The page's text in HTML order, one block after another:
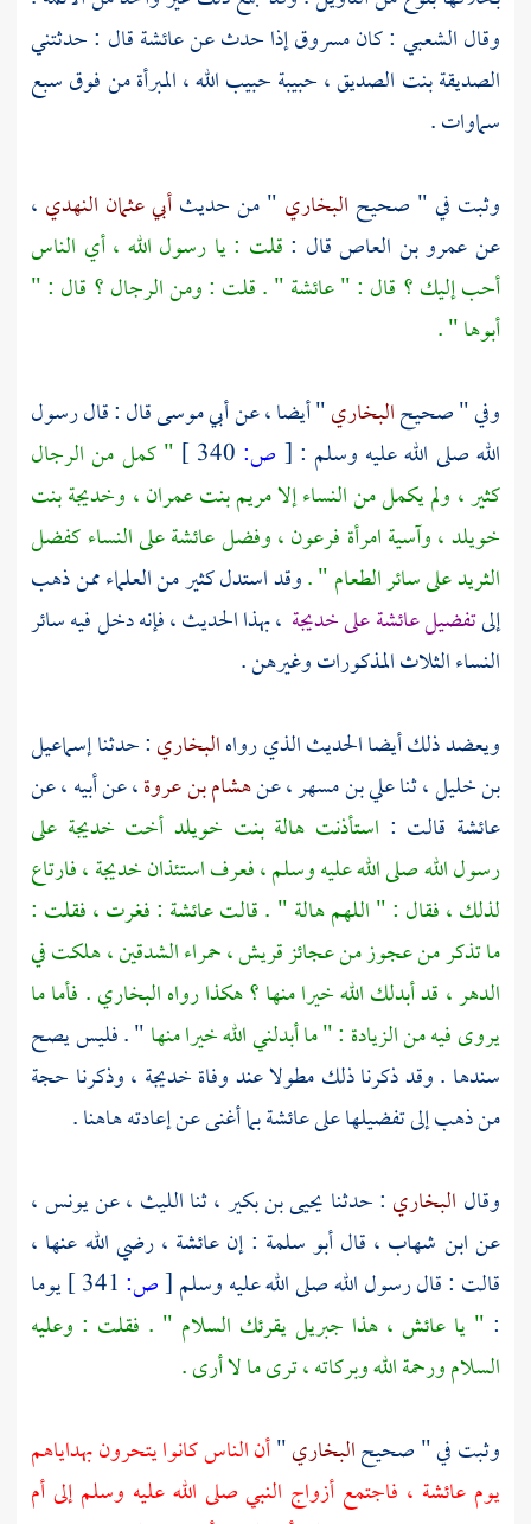
وقالالشعبي : كانمسروقإذا حدث عنعائشةقال : حدثتني
الصديقة بنت الصديق ، حبيبة حبيب الله ، المبرأة من فوق سبع
سماوات .
وثبت في " صحيح البخاري " من حديثأبي عثمان النهدي ،
عنعمرو بن العاصقال : قلت : يا رسول الله ، أي الناس
أحب إليك ؟ قال : " عائشة " . قلت : ومن الرجال ؟ قال : "
أبوها " .
وفي " صحيحالبخاري" أيضا ، عنأبي موسىقال : قال رسول
الله صلى الله عليه وسلم : [ ص:
" كمل من الرجال
كثير ، ولم يكمل من النساء إلا مريم بنت عمران ، وخديجة بنت
خويلد ، وآسية امرأة فرعون ، وفضل عائشة على النساء كفضل
الثريد على سائر الطعام " .وقد استدل كثير من العلماء ممن ذهب
إلىتفضيلعائشةعلى خديجة ، بهذا الحديث ، فإنه دخل فيه سائر
النساء الثلاث المذكورات وغيرهن .
ويعضد ذلك أيضا الحديث الذي رواهالبخاري: حدثناإسماعيل
بن خليل، ثناعلي بن مسهر، عنهشام بن عروة، عن أبيه ، عن
عائشة قالت : استأذنت هالة بنت خويلد أخت خديجة على
رسول الله صلى الله عليه وسلم ، فعرف استئذان خديجة ، فارتاع
لذلك ، فقال : " اللهم هالة " . قالتعائشة : فغرت ، فقلت :
ما تذكر من عجوز من عجائز قريش ، حمراء الشدقين ، هلكت في
الدهر ، قد أبدلك الله خيرا منها ؟ هكذا رواه البخاري . فأما ما
يروى فيه من الزيادة : " ما أبدلني الله خيرا منها" . فليس يصح
سندها . وقد ذكرنا ذلك مطولا عند وفاةخديجة ، وذكرنا حجة
من ذهب إلى تفضيلها علىعائشةبما أغنى عن إعادته هاهنا .
وقال البخاري : حدثنا يحيى بن بكير، ثناالليث ، عنيونس،
عنابن شهاب ، قالأبو سلمة : إنعائشة ، رضي الله عنها ،
قالت : قال رسول الله صلى الله عليه وسلم[ص:
يوما
: " يا عائش ، هذا جبريل يقرئك السلام " . فقلت : وعليه
السلام ورحمة الله وبركاته ، ترى ما لا أرى .
وثبت في " صحيحالبخاري"أن الناس كانوا يتحرون بهداياهم
يوم عائشة ، فاجتمع أزواج النبي صلى الله عليه وسلم إلى أم